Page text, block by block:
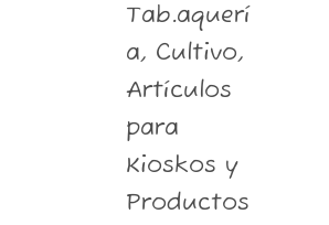
Tab.aquerí
a, Cultivo,
Artículos
para
Kioskos y
Productos